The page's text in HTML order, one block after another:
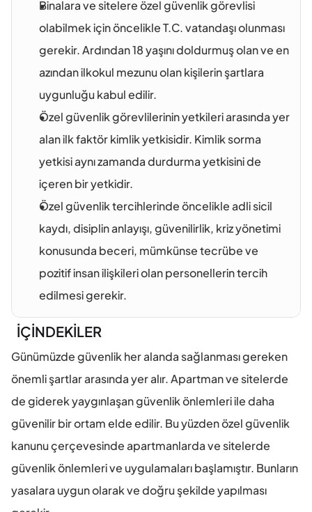
Binalara ve sitelere özel güvenlik görevlisi
olabilmek için öncelikle T.C. vatandaşı olunması
gerekir. Ardından 18 yaşını doldurmuş olan ve en
azından ilkokul mezunu olan kişilerin şartlara
uygunluğu kabul edilir.
Özel güvenlik görevlilerinin yetkileri arasında yer
alan ilk faktör kimlik yetkisidir. Kimlik sorma
yetkisi aynı zamanda durdurma yetkisini de
içeren bir yetkidir.
Özel güvenlik tercihlerinde öncelikle adli sicil
kaydı, disiplin anlayışı, güvenilirlik, kriz yönetimi
konusunda beceri, mümkünse tecrübe ve
pozitif insan ilişkileri olan personellerin tercih
edilmesi gerekir.
Günümüzde güvenlik her alanda sağlanması gereken
önemli şartlar arasında yer alır. Apartman ve sitelerde
de giderek yaygınlaşan güvenlik önlemleri ile daha
güvenilir bir ortam elde edilir. Bu yüzden özel güvenlik
kanunu çerçevesinde apartmanlarda ve sitelerde
güvenlik önlemleri ve uygulamaları başlamıştır. Bunların
yasalara uygun olarak ve doğru şekilde yapılması
İÇİNDEKİLER